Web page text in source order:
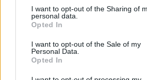
I want to opt-out of the Sharing of
personal data.
Opted In
I want to opt-out of the Sale of my
Personal Data.
Opted In
Η Ζένια έχει πάρει την ομορφιά
την καλλιτεχνική φύση του